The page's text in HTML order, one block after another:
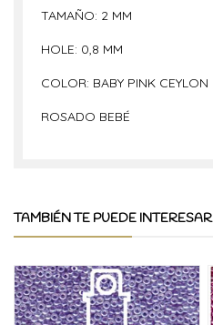
TAMAÑO: 2 MM
HOLE: 0,8 MM
COLOR: BABY PINK CEYLON
ROSADO BEBÉ
TAMBIÉN TE PUEDE INTERESAR